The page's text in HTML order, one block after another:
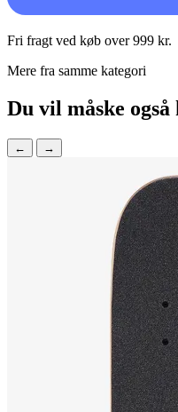
Fri fragt ved køb over999 kr.
Mere fra samme kategori
Du vil måske også
← →